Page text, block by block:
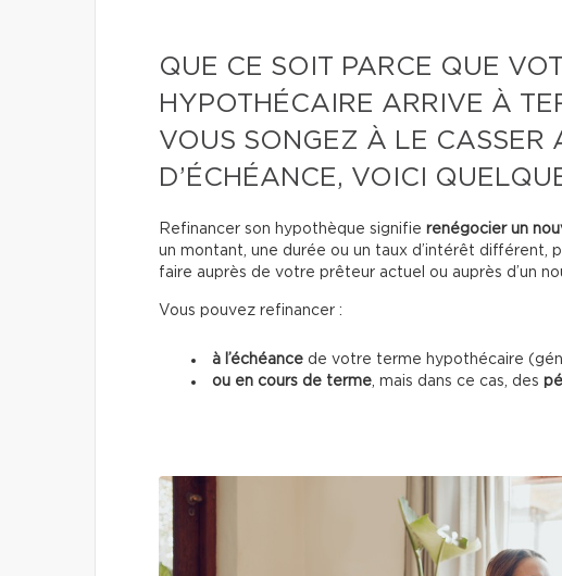
QUE CE SOIT PARCE QUE
HYPOTHÉCAIRE ARRIVE À
VOUS SONGEZ À LE CASSER
D’ÉCHÉANCE, VOICI
Refinancer son hypothèque signifie renégocier un
un montant, une durée ou un taux d’intérêt différent,
faire auprès de votre prêteur actuel ou auprès d’un
Vous pouvez refinancer :
à l’échéance de votre terme hypothécaire
ou en cours de terme, mais dans ce cas, des